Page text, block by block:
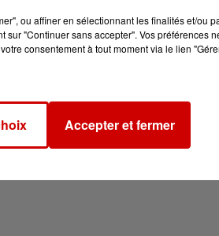
ou affiner en sélectionnant les finalités et/ou
sur "Continuer sans accepter". Vos préférences
consentement à tout moment via le lien
Accepter et fermer